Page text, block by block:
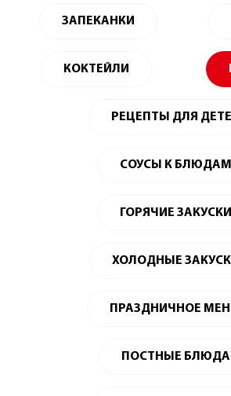
ЗАПЕКАНКИ
КОКТЕЙЛИ
РЕЦЕПТЫ ДЛЯ
СОУСЫ К БЛЮДАМ
ГОРЯЧИЕ ЗАКУСКИ
ХОЛОДНЫЕ
ПРАЗДНИЧНОЕ
ПОСТНЫЕ БЛЮДА